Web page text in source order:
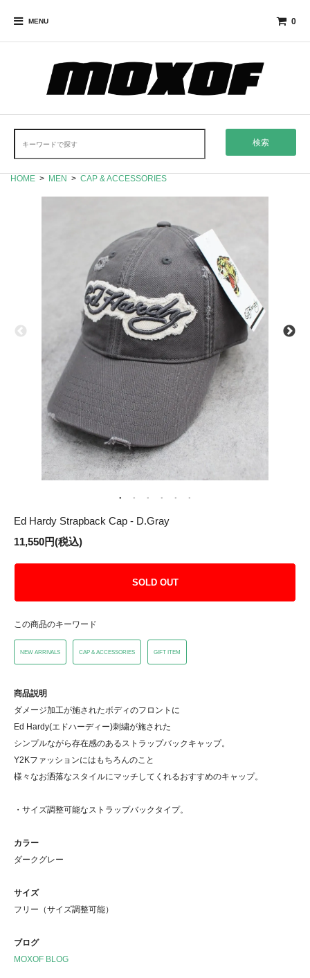
MENU 0
検索
HOME > MEN > CAP & ACCESSORIES
Ed Hardy Strapback Cap - D.Gray
11,550円(税込)
SOLD OUT
この商品のキーワード
NEW ARRIVALS CAP & ACCESSORIES GIFT ITEM
商品説明
ダメージ加工が施されたボディのフロントに
Ed Hardy(エドハーディー)刺繍が施された
シンプルながら存在感のあるストラップバックキャップ。
Y2Kファッションにはもちろんのこと
様々なお洒落なスタイルにマッチしてくれるおすすめのキャップ。
・サイズ調整可能なストラップバックタイプ。
カラー
ダークグレー
サイズ
フリー（サイズ調整可能）
ブログ
MOXOF BLOG